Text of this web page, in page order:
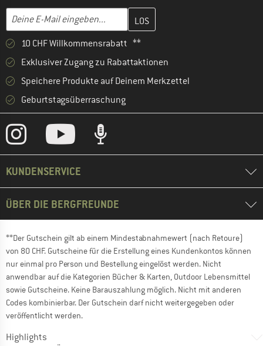
E-Mail-Adresse
Gib hier deine E-Mail-Adresse ein und erstelle im nächsten
10 CHF Willkommensrabatt **
Exklusiver Zugang zu Rabattaktionen
Speichere Produkte auf Deinem Merkzettel
Geburtstagsüberraschung
KUNDENSERVICE
ÜBER DIE BERGFREUNDE
**Der Gutschein gilt ab einem Mindestabnahmewert (nach Retoure)
von 80 CHF. Gutscheine für die Erstellung eines Kundenkontos können
nur einmal pro Person und Bestellung eingelöst werden. Nicht
anwendbar auf die Kategorien Bücher & Karten, Outdoor Lebensmittel
sowie Gutscheine. Keine Barauszahlung möglich. Nicht mit anderen
Codes kombinierbar. Der Gutschein darf nicht weitergegeben oder
veröffentlicht werden.
Highlights